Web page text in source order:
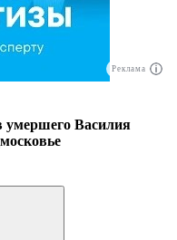
Реклама
умершего Василия